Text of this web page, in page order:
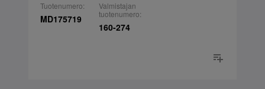
Tuotenumero:
MD175719
Valmistajan
tuotenumero:
160-274